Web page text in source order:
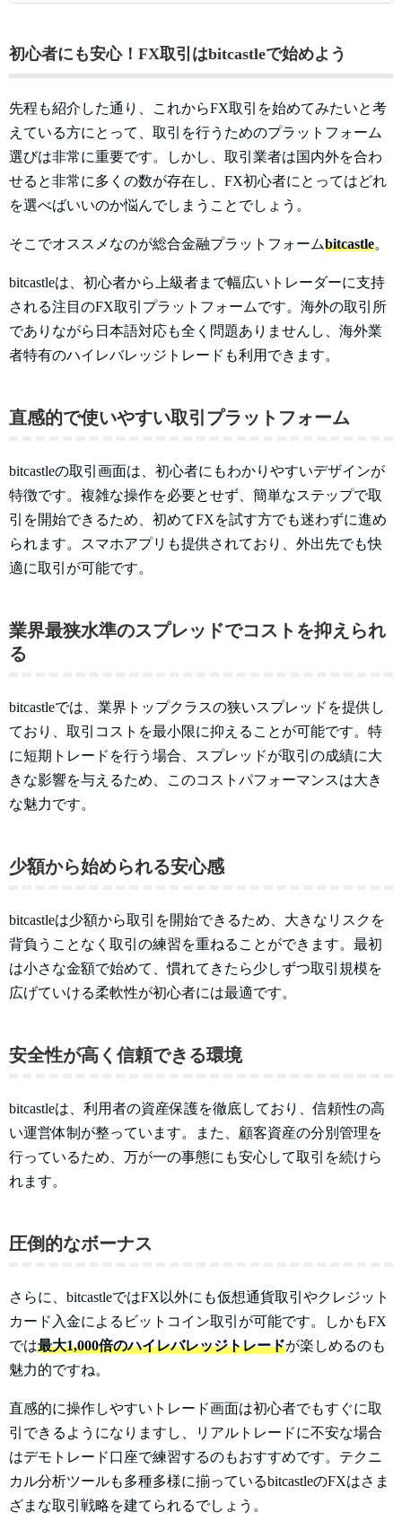
初心者にも安心！FX取引はbitcastleで始めよう
先程も紹介した通り、これからFX取引を始めてみたいと考
えている方にとって、取引を行うためのプラットフォーム
選びは非常に重要です。しかし、取引業者は国内外を合わ
せると非常に多くの数が存在し、FX初心者にとってはどれ
を選べばいいのか悩んでしまうことでしょう。
そこでオススメなのが総合金融プラットフォームbitcastle。
bitcastleは、初心者から上級者まで幅広いトレーダーに支持
される注目のFX取引プラットフォームです。海外の取引所
でありながら日本語対応も全く問題ありませんし、海外業
者特有のハイレバレッジトレードも利用できます。
直感的で使いやすい取引プラットフォーム
bitcastleの取引画面は、初心者にもわかりやすいデザインが
特徴です。複雑な操作を必要とせず、簡単なステップで取
引を開始できるため、初めてFXを試す方でも迷わずに進め
られます。スマホアプリも提供されており、外出先でも快
適に取引が可能です。
業界最狭水準のスプレッドでコストを抑えられ
る
bitcastleでは、業界トップクラスの狭いスプレッドを提供し
ており、取引コストを最小限に抑えることが可能です。特
に短期トレードを行う場合、スプレッドが取引の成績に大
きな影響を与えるため、このコストパフォーマンスは大き
な魅力です。
少額から始められる安心感
bitcastleは少額から取引を開始できるため、大きなリスクを
背負うことなく取引の練習を重ねることができます。最初
は小さな金額で始めて、慣れてきたら少しずつ取引規模を
広げていける柔軟性が初心者には最適です。
安全性が高く信頼できる環境
bitcastleは、利用者の資産保護を徹底しており、信頼性の高
い運営体制が整っています。また、顧客資産の分別管理を
行っているため、万が一の事態にも安心して取引を続けら
れます。
圧倒的なボーナス
さらに、bitcastleではFX以外にも仮想通貨取引やクレジット
カード入金によるビットコイン取引が可能です。しかもFX
では最大1,000倍のハイレバレッジトレードが楽しめるのも
魅力的ですね。
直感的に操作しやすいトレード画面は初心者でもすぐに取
引できるようになりますし、リアルトレードに不安な場合
はデモトレード口座で練習するのもおすすめです。テクニ
カル分析ツールも多種多様に揃っているbitcastleのFXはさま
ざまな取引戦略を建てられるでしょう。